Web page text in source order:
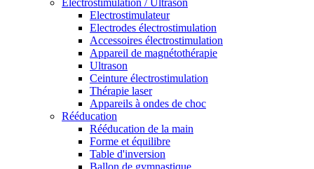
Electrostimulation / Ultrason
Electrostimulateur
Electrodes électrostimulation
Accessoires électrostimulation
Appareil de magnétothérapie
Ultrason
Ceinture électrostimulation
Thérapie laser
Appareils à ondes de choc
Rééducation
Rééducation de la main
Forme et équilibre
Table d'inversion
Ballon de gymnastique